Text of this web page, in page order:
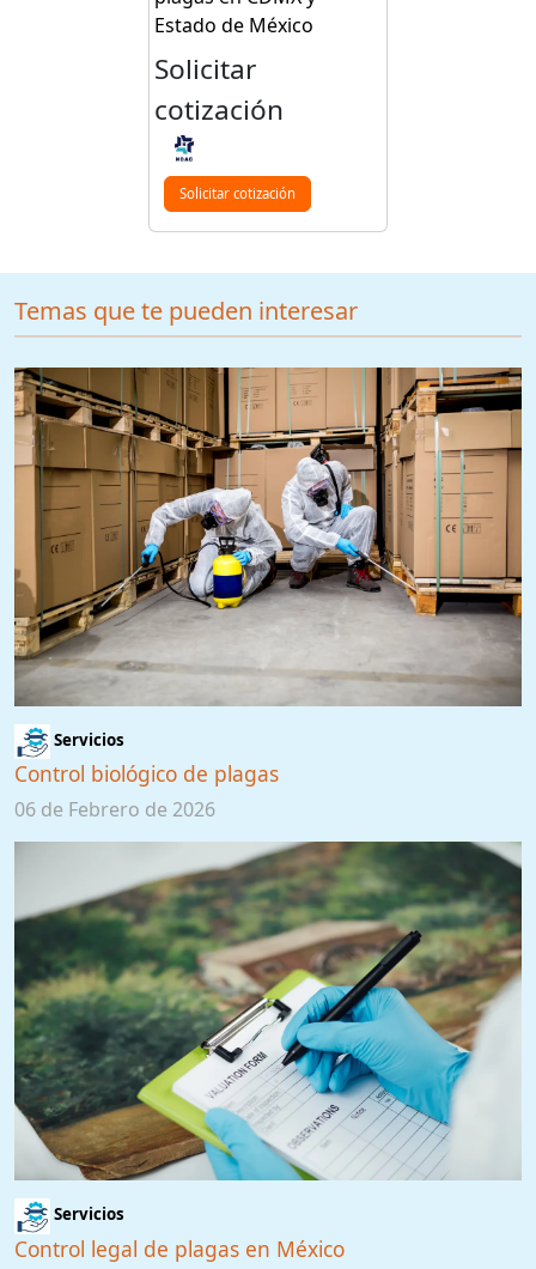
Estado de México
Solicitar
cotización
Solicitar cotización
Temas que te pueden interesar
Servicios
Control biológico de plagas
06 de Febrero de 2026
Servicios
Control legal de plagas en México